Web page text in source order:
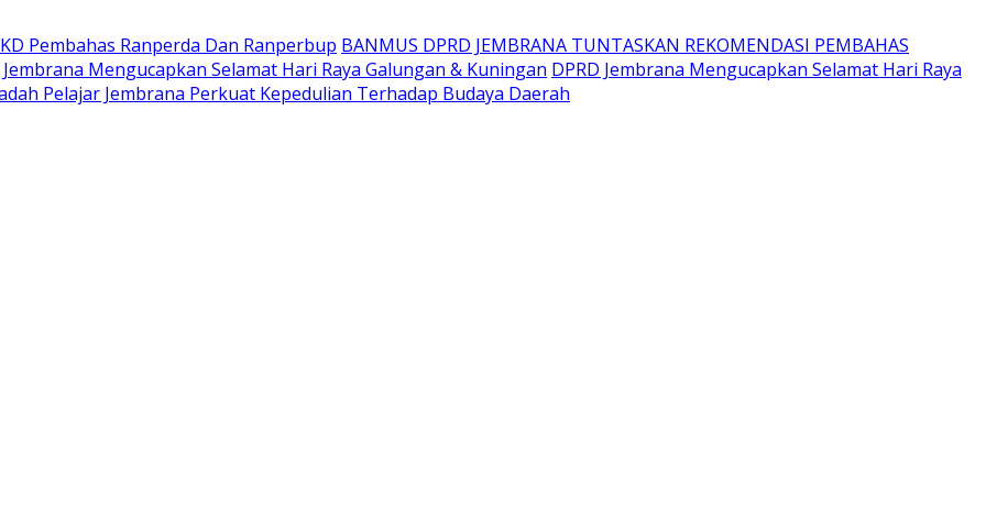
Pembahas Ranperda Dan Ranperbup BANMUS DPRD JEMBRANA TUNTASKAN REKOMENDASI PEMBAHAS
Mengucapkan Selamat Hari Raya Galungan & Kuningan DPRD Jembrana Mengucapkan Selamat Hari Raya
Pelajar Jembrana Perkuat Kepedulian Terhadap Budaya Daerah